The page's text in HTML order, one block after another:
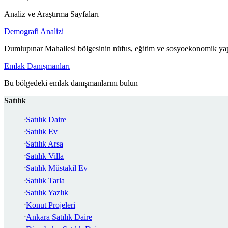
Analiz ve Araştırma Sayfaları
Demografi Analizi
Dumlupınar Mahallesi bölgesinin nüfus, eğitim ve sosyoekonomik
Emlak Danışmanları
Bu bölgedeki emlak danışmanlarını bulun
Satılık
Satılık Daire
Satılık Ev
Satılık Arsa
Satılık Villa
Satılık Müstakil Ev
Satılık Tarla
Satılık Yazlık
Konut Projeleri
Ankara Satılık Daire